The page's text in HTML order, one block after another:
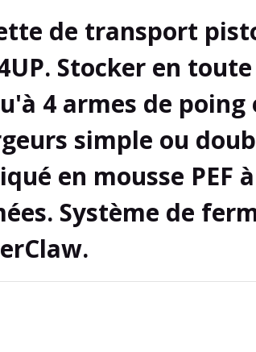
de transport
Stocker en
4 armes de poing
simple ou
en mousse PEF
Système de